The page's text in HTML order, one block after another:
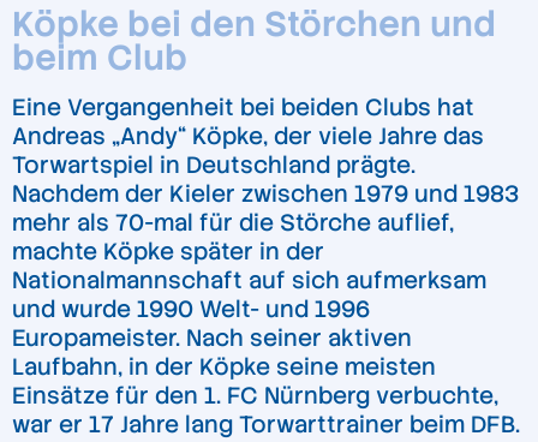
Köpke bei den Störchen und
beim Club
Eine Vergangenheit bei beiden Clubs hat
Andreas „Andy“ Köpke, der viele Jahre das
Torwartspiel in Deutschland prägte.
Nachdem der Kieler zwischen 1979 und 1983
mehr als 70-mal für die Störche auflief,
machte Köpke später in der
Nationalmannschaft auf sich aufmerksam
und wurde 1990 Welt- und 1996
Europameister. Nach seiner aktiven
Laufbahn, in der Köpke seine meisten
Einsätze für den 1. FC Nürnberg verbuchte,
war er 17 Jahre lang Torwarttrainer beim DFB.